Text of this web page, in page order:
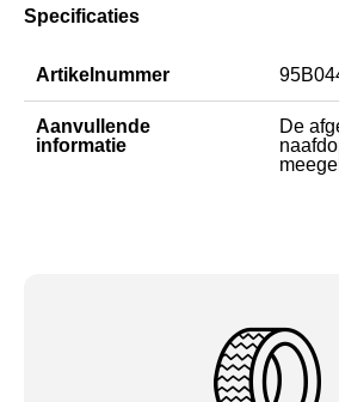
Specificaties
Artikelnummer
Aanvullende
informatie
De